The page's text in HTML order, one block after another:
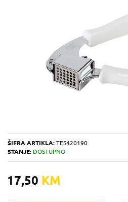
ŠIFRA ARTIKLA: TES420190
STANJE: DOSTUPNO
17,50 KM